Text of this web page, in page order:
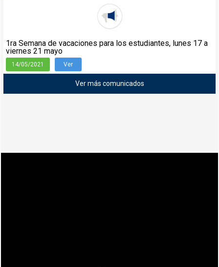
1ra Semana de vacaciones para los estudiantes, lunes 17 a
viernes 21 mayo
14/05/2021 Ver
Ver más comunicados